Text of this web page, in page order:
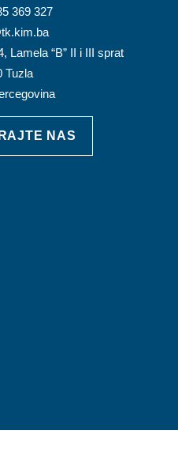
369 327
Lamela “B” II i III sprat
Tuzla
NAS